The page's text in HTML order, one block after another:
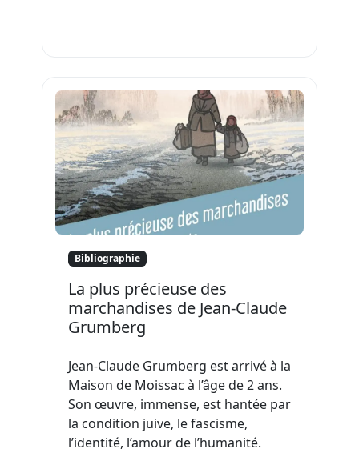
Bibliographie
La plus précieuse des
marchandises de Jean-Claude
Grumberg
Jean-Claude Grumberg est arrivé à la
Maison de Moissac à l’âge de 2 ans.
Son œuvre, immense, est hantée par
la condition juive, le fascisme,
l’identité, l’amour de l’humanité.